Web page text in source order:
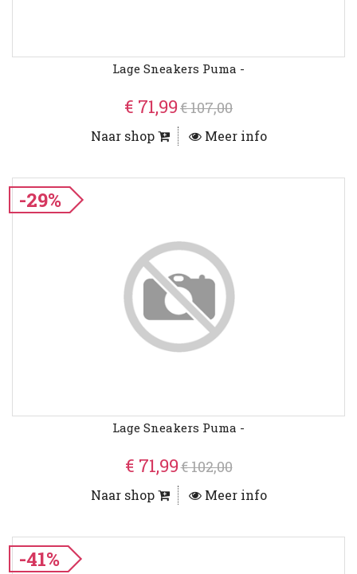
Lage Sneakers Puma -
€ 71,99€ 107,00
Naar shop Meer info
-29%
Lage Sneakers Puma -
€ 71,99€ 102,00
Naar shop Meer info
-41%